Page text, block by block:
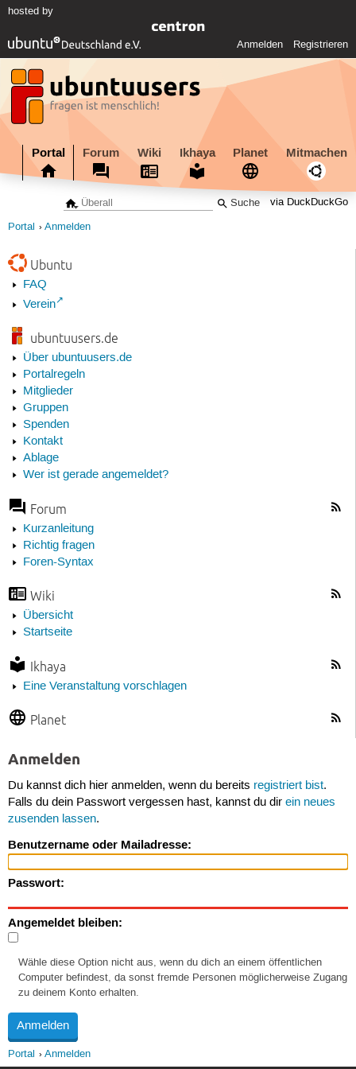
hosted by
Anmelden Registrieren
Portal Forum Wiki Ikhaya Planet Mitmachen
via DuckDuckGo
Portal Anmelden
Ubuntu
FAQ
Verein
ubuntuusers.de
Über ubuntuusers.de
Portalregeln
Mitglieder
Gruppen
Spenden
Kontakt
Ablage
Wer ist gerade angemeldet?
Forum
Kurzanleitung
Richtig fragen
Foren-Syntax
Wiki
Übersicht
Startseite
Ikhaya
Eine Veranstaltung vorschlagen
Planet
Anmelden
Du kannst dich hier anmelden, wenn du bereits registriert bist.
Falls du dein Passwort vergessen hast, kannst du dir ein neues
zusenden lassen.
Benutzername oder Mailadresse:
Passwort:
Angemeldet bleiben:
Wähle diese Option nicht aus, wenn du dich an einem öffentlichen
Computer befindest, da sonst fremde Personen möglicherweise Zugang
zu deinem Konto erhalten.
Portal Anmelden